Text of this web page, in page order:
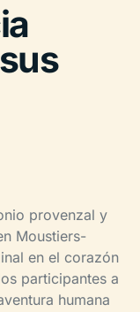
provenzal y
Moustiers-
en el corazón
participantes a
humana